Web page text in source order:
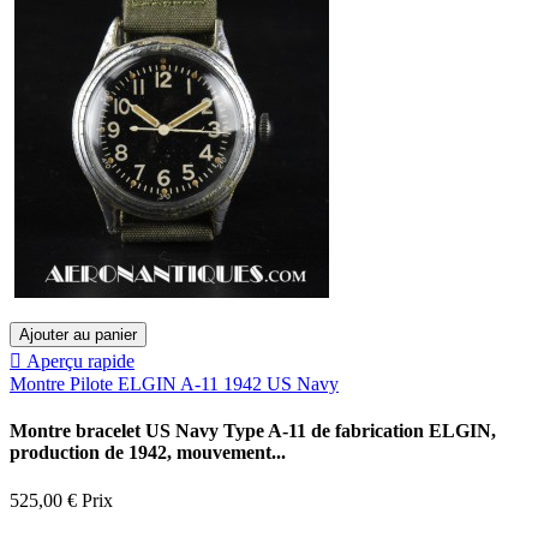
Ajouter au panier
 Aperçu rapide
Montre Pilote ELGIN A-11 1942 US Navy
Montre bracelet US Navy Type A-11 de fabrication ELGIN,
production de 1942, mouvement...
525,00 € Prix